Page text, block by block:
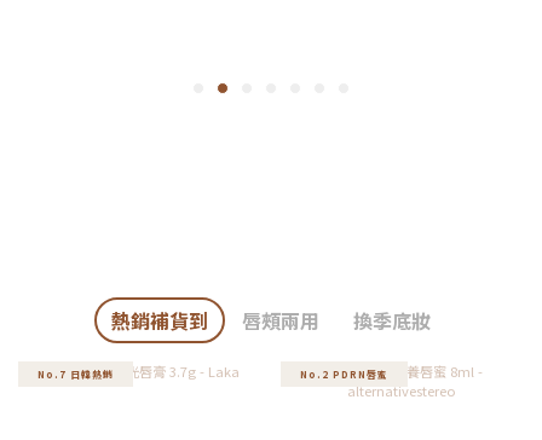
熱銷補貨到 唇頰兩用 換季底妝
No.7 日韓熱銷 No.2 PDRN唇蜜